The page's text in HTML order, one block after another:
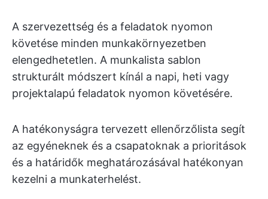
A szervezettség és a feladatok nyomon
követése minden munkakörnyezetben
elengedhetetlen. A munkalista sablon
strukturált módszert kínál a napi, heti vagy
projektalapú feladatok nyomon követésére.
A hatékonyságra tervezett ellenőrzőlista segít
az egyéneknek és a csapatoknak a prioritások
és a határidők meghatározásával hatékonyan
kezelni a munkaterhelést.